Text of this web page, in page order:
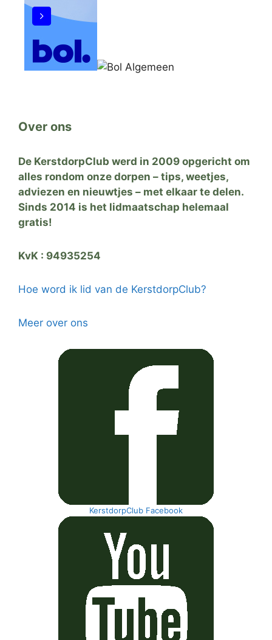
Over ons
De KerstdorpClub werd in 2009 opgericht om
alles rondom onze dorpen – tips, weetjes,
adviezen en nieuwtjes – met elkaar te delen.
Sinds 2014 is het lidmaatschap helemaal
gratis!
KvK : 94935254
Hoe word ik lid van de KerstdorpClub?
Meer over ons
KerstdorpClub Facebook